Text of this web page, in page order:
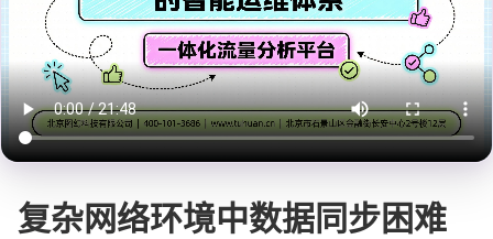
复杂网络环境中数据同步困难